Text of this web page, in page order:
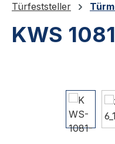
Türfeststeller
KWS